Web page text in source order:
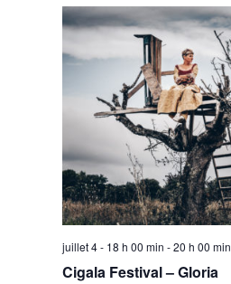
juillet 4 - 18 h 00 min -20 h 00 min
Cigala Festival – Gloria